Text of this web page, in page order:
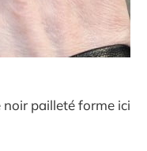
noir pailleté forme ici